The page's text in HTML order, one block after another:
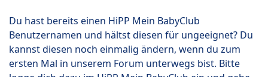
Du hast bereits einen HiPP Mein BabyClub
Benutzernamen und hältst diesen für ungeeignet? Du
kannst diesen noch einmalig ändern, wenn du zum
ersten Mal in unserem Forum unterwegs bist. Bitte